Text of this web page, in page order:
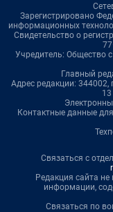
Зарегистрировано
информационных
Свидетельство о
Учредитель: Общество
Главный
Адрес редакции: 344002,
Контактные данные
Связаться с
Редакция сайта не
информации,
Связаться по